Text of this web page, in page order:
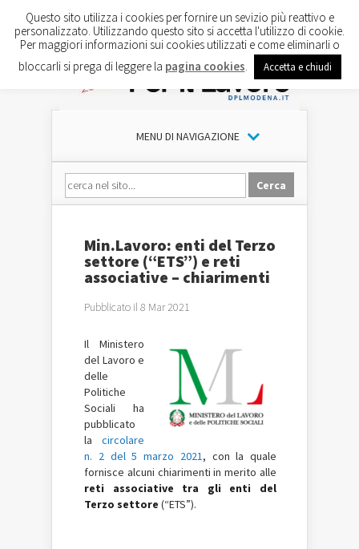
MENU DI NAVIGAZIONE
Min.Lavoro: enti del Terzo
settore (“ETS”) e reti
associative – chiarimenti
Pubblicato il 8 Mar 2021
​Il Ministero
del Lavoro e
delle
Politiche
Sociali ha
pubblicato
la circolare
n. 2 del 5 marzo 2021, con la quale
fornisce alcuni chiarimenti in merito alle
reti associative tra gli enti del
Terzo settore (“ETS”).
Questo sito utilizza i cookies per fornire un sevizio più reattivo e
personalizzato. Utilizzando questo sito si accetta l'utilizzo di cookie.
Per maggiori informazioni sui cookies utilizzati e come eliminarli o
bloccarli si prega di leggere la pagina cookies Accetta e chiudi